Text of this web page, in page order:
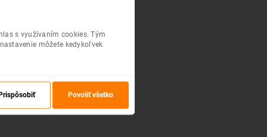
s využívaním cookies. Tým
môžete kedykoľvek
Prispôsobiť Povoliť všetko